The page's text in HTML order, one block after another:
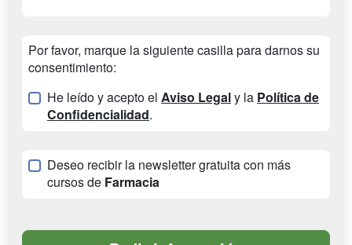
Por favor, marque la siguiente casilla para darnos su
consentimiento:
He leído y acepto el Aviso Legaly la Política de
Confidencialidad.
Deseo recibir la newsletter gratuita con más
cursos de Farmacia